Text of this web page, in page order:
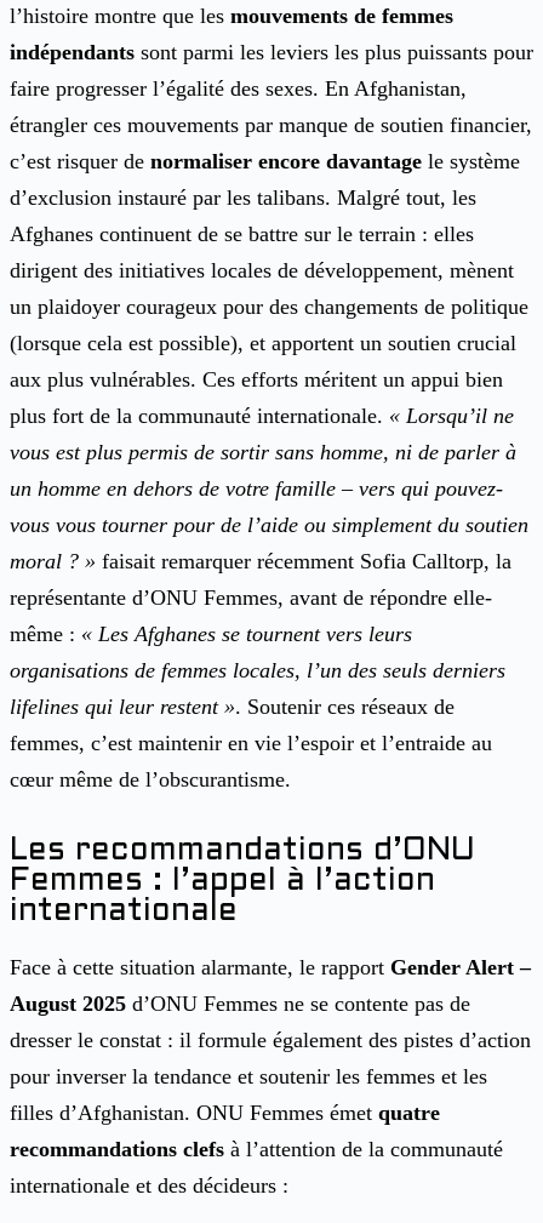
l’histoire montre que les mouvements de femmes
indépendants sont parmi les leviers les plus puissants pour
faire progresser l’égalité des sexes. En Afghanistan,
étrangler ces mouvements par manque de soutien financier,
c’est risquer de normaliser encore davantage le système
d’exclusion instauré par les talibans. Malgré tout, les
Afghanes continuent de se battre sur le terrain : elles
dirigent des initiatives locales de développement, mènent
un plaidoyer courageux pour des changements de politique
(lorsque cela est possible), et apportent un soutien crucial
aux plus vulnérables. Ces efforts méritent un appui bien
plus fort de la communauté internationale. « Lorsqu’il ne
vous est plus permis de sortir sans homme, ni de parler à
un homme en dehors de votre famille – vers qui pouvez-
vous vous tourner pour de l’aide ou simplement du soutien
moral ? » faisait remarquer récemment Sofia Calltorp, la
représentante d’ONU Femmes, avant de répondre elle-
même : « Les Afghanes se tournent vers leurs
organisations de femmes locales, l’un des seuls derniers
lifelines qui leur restent ». Soutenir ces réseaux de
femmes, c’est maintenir en vie l’espoir et l’entraide au
cœur même de l’obscurantisme.
Les recommandations d’ONU
Femmes : l’appel à l’action
internationale
Face à cette situation alarmante, le rapport Gender Alert –
August 2025 d’ONU Femmes ne se contente pas de
dresser le constat : il formule également des pistes d’action
pour inverser la tendance et soutenir les femmes et les
filles d’Afghanistan. ONU Femmes émet quatre
recommandations clefs à l’attention de la communauté
internationale et des décideurs :